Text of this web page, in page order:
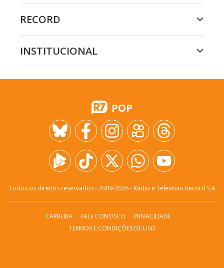
RECORD
INSTITUCIONAL
POP
Todos os direitos reservados - 2009-2026- Rádio e Televisão Record S.A
CARREIRA FALE CONOSCO
PRIVACIDADE
TERMOS E CONDIÇÕES DE USO